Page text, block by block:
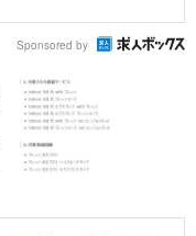
Sponsored by